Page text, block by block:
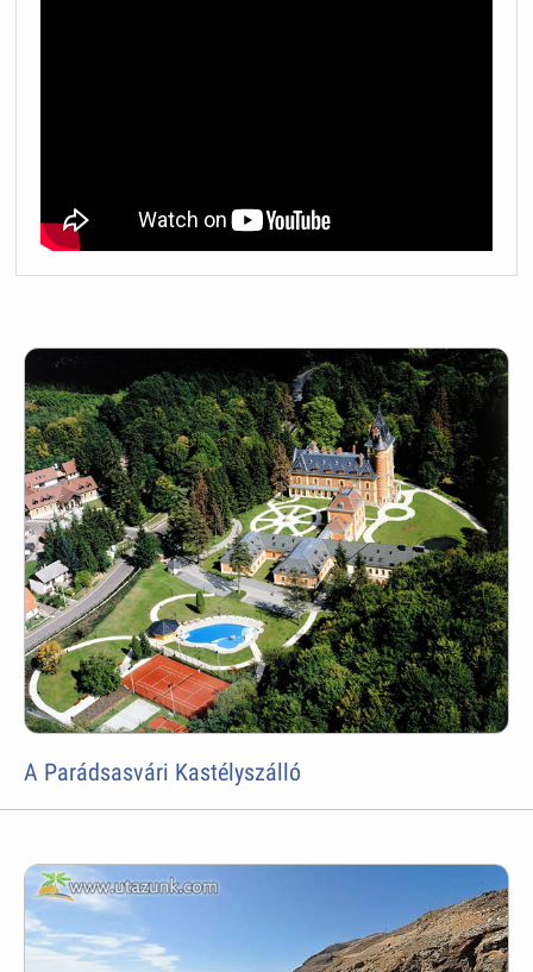
A Parádsasvári Kastélyszálló